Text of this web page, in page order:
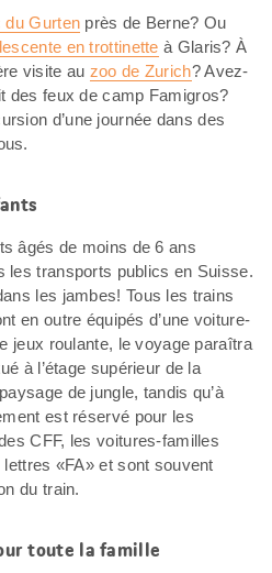
du Gurten près de Berne? Ou
en trottinette à Glaris? À
visite au zoo de Zurich? Avez-
des feux de camp Famigros?
d’une journée dans des
âgés de moins de 6 ans
les transports publics en Suisse.
les jambes! Tous les trains
en outre équipés d’une voiture-
jeux roulante, le voyage paraîtra
à l’étage supérieur de la
de jungle, tandis qu’à
est réservé pour les
CFF, les voitures-familles
«FA» et sont souvent
du train.
toute la famille